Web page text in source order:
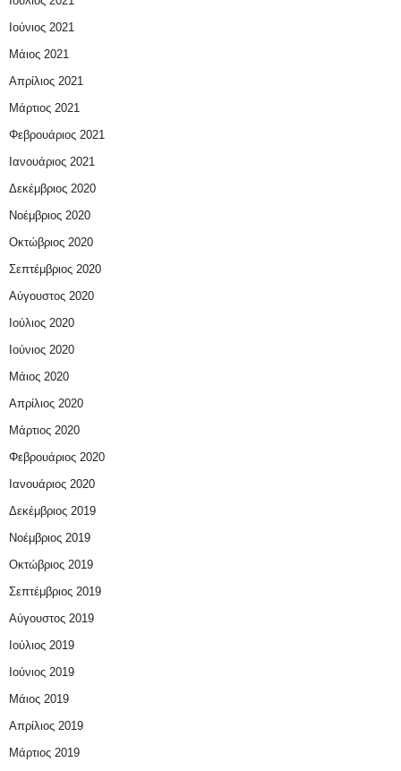
Ιούνιος 2021
Μάιος 2021
Απρίλιος 2021
Μάρτιος 2021
Φεβρουάριος 2021
Ιανουάριος 2021
Δεκέμβριος 2020
Νοέμβριος 2020
Οκτώβριος 2020
Σεπτέμβριος 2020
Αύγουστος 2020
Ιούλιος 2020
Ιούνιος 2020
Μάιος 2020
Απρίλιος 2020
Μάρτιος 2020
Φεβρουάριος 2020
Ιανουάριος 2020
Δεκέμβριος 2019
Νοέμβριος 2019
Οκτώβριος 2019
Σεπτέμβριος 2019
Αύγουστος 2019
Ιούλιος 2019
Ιούνιος 2019
Μάιος 2019
Απρίλιος 2019
Μάρτιος 2019